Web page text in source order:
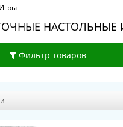
НАСТОЛЬНЫЕ
Фильтр товаров